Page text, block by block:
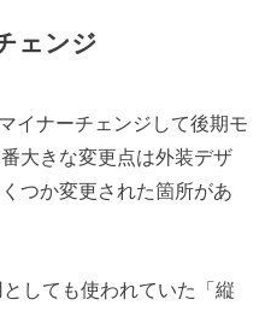
ェンジ
イナーチェンジして後期モ
大きな変更点は外装デザ
つか変更された箇所があ
しても使われていた「縦